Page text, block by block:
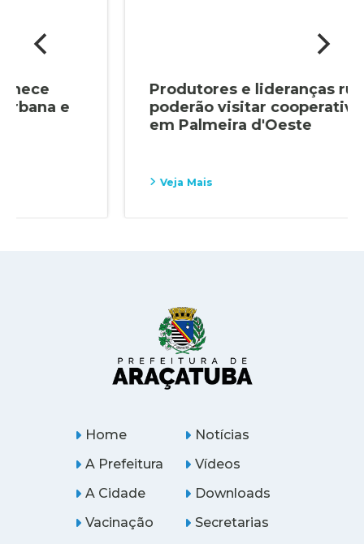
Produtores e lideranças rurais
poderão visitar cooperativa de uva
em Palmeira d'Oeste
Home
A Prefeitura
A Cidade
Notícias
Vídeos
Downloads
Vacinação
Secretarias